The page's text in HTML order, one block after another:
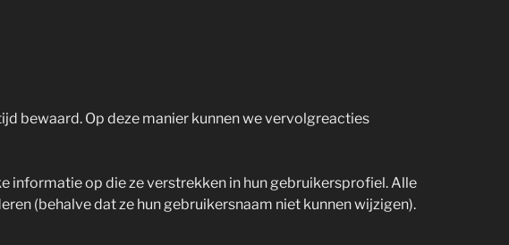
bewaard. Op deze manier kunnen we vervolgreacties
informatie op die ze verstrekken in hun gebruikersprofiel. Alle
(behalve dat ze hun gebruikersnaam niet kunnen wijzigen).